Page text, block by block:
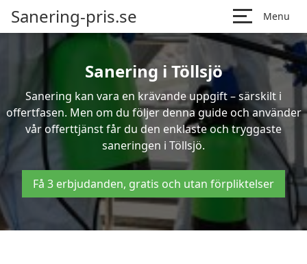
Sanering-pris.se Menu
Sanering i Töllsjö
Sanering kan vara en krävande uppgift – särskilt i
offertfasen. Men om du följer denna guide och använder
vår offerttjänst får du den enklaste och tryggaste
saneringen i Töllsjö.
Få 3 erbjudanden, gratis och utan förpliktelser